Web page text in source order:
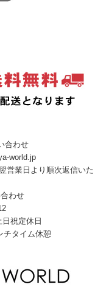
合わせ
world.jp
営業日より順次返信いた
わせ
祝定休日
チタイム休憩